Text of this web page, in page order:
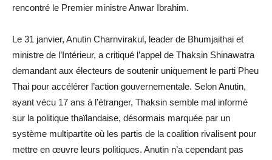
rencontré le Premier ministre Anwar Ibrahim.
Le 31 janvier, Anutin Charnvirakul, leader de Bhumjaithai et
ministre de l’Intérieur, a critiqué l’appel de Thaksin Shinawatra
demandant aux électeurs de soutenir uniquement le parti Pheu
Thai pour accélérer l’action gouvernementale. Selon Anutin,
ayant vécu 17 ans à l’étranger, Thaksin semble mal informé
sur la politique thaïlandaise, désormais marquée par un
système multipartite où les partis de la coalition rivalisent pour
mettre en œuvre leurs politiques. Anutin n’a cependant pas